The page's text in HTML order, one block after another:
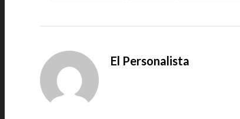
El Personalista